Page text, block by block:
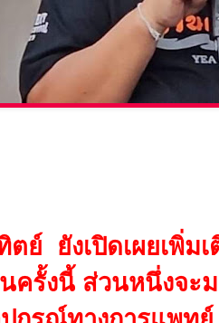
ตย์ ยังเปิดเผยเพิ่ม
ครั้งนี้ ส่วนหนึ่งจะ